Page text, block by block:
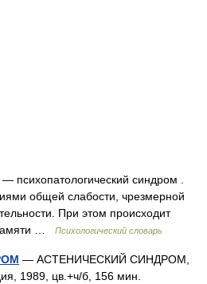
— психопатологический синдром .
общей слабости, чрезмерной
При этом происходит
…
Психологический словарь
— АСТЕНИЧЕСКИЙ СИНДРОМ,
1989, цв.+ч/б, 156 мин.